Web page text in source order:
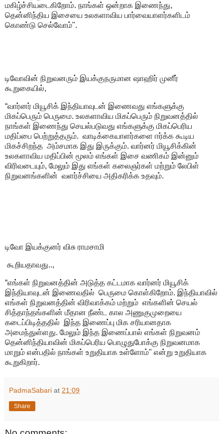
மகிழ்ச்சியடைகிறோம். நாங்கள் ஒன்றாக இணைந்து,
தென்னிந்திய இசையை உலகளாவிய பார்வையாளர்களிடம்
கொண்டு செல்வோம்".
டிவோவின் நிறுவனரும் இயக்குநருமான ஷாஹிர் முனீர்
கூறுகையில்,
“வார்னர் மியூசிக் இந்தியாவுடன் இணைவது எங்களுக்கு
மிகப்பெரும் பெருமை. உலகளாவிய மிகப்பெரும் நிறுவனத்தில்
நாங்கள் இணைந்து செயல்படுவது எங்களுக்கு மிகப்பெரிய
மதிப்பை பெற்றுத்தரும். வாடிக்கையாளர்களை ஈர்க்க கூடிய
மிகச்சிறந்த அம்சமாக இது இருக்கும். வார்னர் மியூசிக்கின்
உலகளாவிய மதிப்பின் மூலம் எங்கள் இசை வணிகம் இன்னும்
விரிவடையும், மேலும் இது எங்கள் கலைஞர்கள் மற்றும் லேபிள்
நிறுவனங்களின் வளர்ச்சியை அதிகரிக்க உதவும்.
டிவோ இயக்குனர் விசு ராமசாமி
கூறியதாவது..,
“எங்கள் நிறுவனத்தின் அடுத்த கட்டமாக வார்னர் மியூசிக்
இந்தியாவுடன் இணைவதில் பெருமை கொள்கிறோம். இந்தியாவில்
எங்கள் நிறுவனத்தின் விரிவாக்கம் மற்றும் எங்களின் செயல்
சித்தாந்தங்களின் மீதான நீண்ட கால அணுகுமுறையை
கடைப்பிடித்ததில் இந்த இணைப்பு மிக சரியானதாக
அமைந்துள்ளது. மேலும் இந்த இணைப்பால் எங்கள் நிறுவனம்
தென்னிந்தியாவின் மிகப்பெரிய பொழுதுபோக்கு நிறுவனமாக
மாறும் என்பதில் நாங்கள் உறுதியாக உள்ளோம்" என்று உறுதியாக
கூறுகிறார்.
PadmaSabari at 21:09
Share